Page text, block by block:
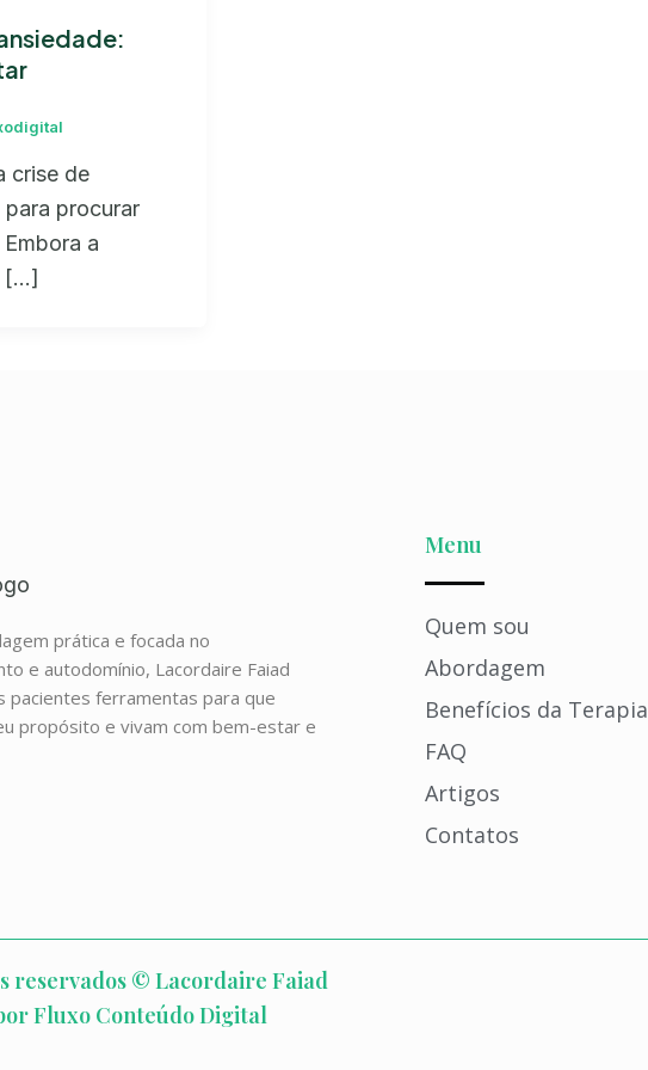
crise de
procurar
a
[…]
prática e focada no
e autodomínio, Lacordaire Faiad
pacientes ferramentas para que
propósito e vivam com bem-estar e
Menu
Quem sou
Abordagem
Benefícios da Terapia
FAQ
Artigos
Contatos
reservados © Lacordaire Faiad
Fluxo Conteúdo Digital